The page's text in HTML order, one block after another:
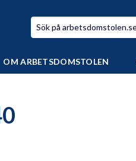
OM ARBETSDOMSTOLEN